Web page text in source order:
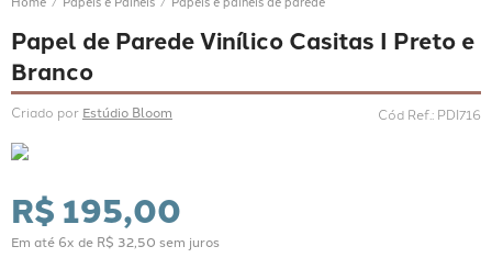
Papel de Parede Vinílico Casitas I Preto e
Branco
Criado por Estúdio Bloom Cód Ref.: PDI716
R$ 195,00
Em até 6x de R$ 32 50 sem juros